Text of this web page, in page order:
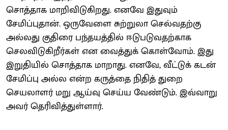
சொத்தாக மாறிவிடுகிறது. எனவே இதுவும்
சேமிப்புதான். ஒருவேளை சுற்றுலா செல்வதற்கு
அல்லது குதிரை பந்தயத்தில் ஈடுபடுவதற்காக
செலவிடுகிறீர்கள் என வைத்துக் கொள்வோம். இது
இறுதியில் சொத்தாக மாறாது. எனவே, வீட்டுக் கடன்
சேமிப்பு அல்ல என்ற கருத்தை நிதித் துறை
செயலாளர் மறு ஆய்வு செய்ய வேண்டும். இவ்வாறு
அவர் தெரிவித்துள்ளார்.